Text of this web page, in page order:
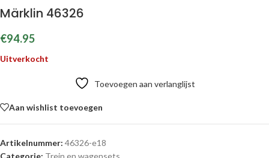
Märklin 46326
€94.95
Uitverkocht
Toevoegen aan verlanglijst
Aan wishlist toevoegen
Artikelnummer: 46326-e18
Categorie: Trein en wagensets